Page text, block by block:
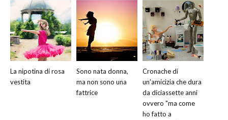
La nipotina di rosa
vestita
Sono nata donna,
ma non sono una
fattrice
Cronache di
un'amicizia che dura
da diciassette anni
ovvero "ma come
ho fatto a